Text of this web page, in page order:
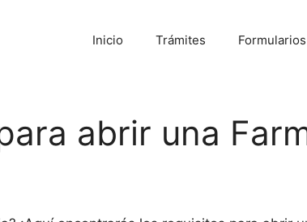
Inicio Trámites Formularios
abrir una